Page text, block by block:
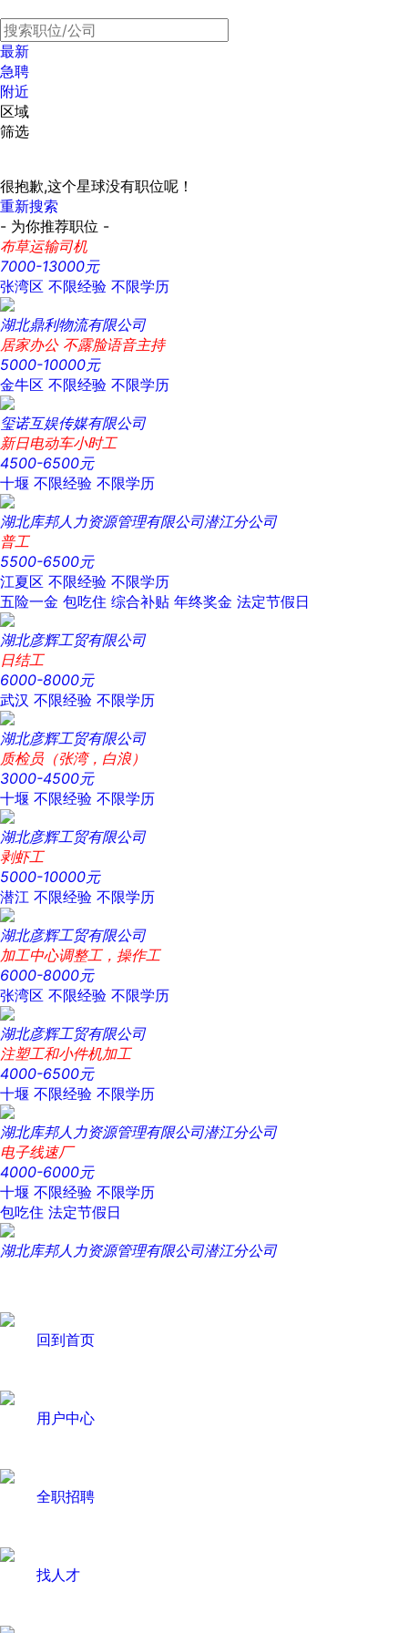
最新
急聘
附近
区域
筛选
很抱歉,这个星球没有职位呢！
重新搜索
- 为你推荐职位 -
布草运输司机
7000-13000元
张湾区 不限经验 不限学历
湖北鼎利物流有限公司
居家办公 不露脸语音主持
5000-10000元
金牛区 不限经验 不限学历
玺诺互娱传媒有限公司
新日电动车小时工
4500-6500元
十堰 不限经验 不限学历
湖北库邦人力资源管理有限公司潜江分公司
普工
5500-6500元
江夏区 不限经验 不限学历
五险一金 包吃住 综合补贴 年终奖金 法定节假日
湖北彦辉工贸有限公司
日结工
6000-8000元
武汉 不限经验 不限学历
湖北彦辉工贸有限公司
质检员（张湾，白浪）
3000-4500元
十堰 不限经验 不限学历
湖北彦辉工贸有限公司
剥虾工
5000-10000元
潜江 不限经验 不限学历
湖北彦辉工贸有限公司
加工中心调整工，操作工
6000-8000元
张湾区 不限经验 不限学历
湖北彦辉工贸有限公司
注塑工和小件机加工
4000-6500元
十堰 不限经验 不限学历
湖北库邦人力资源管理有限公司潜江分公司
电子线速厂
4000-6000元
十堰 不限经验 不限学历
包吃住 法定节假日
湖北库邦人力资源管理有限公司潜江分公司
回到首页
用户中心
全职招聘
找人才